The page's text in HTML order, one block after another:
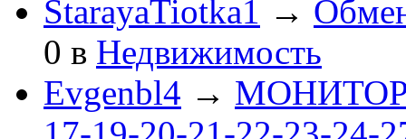
StarayaTiotka1 →
0 в Недвижимость
Evgenbl4 → МОНИТОРЫ